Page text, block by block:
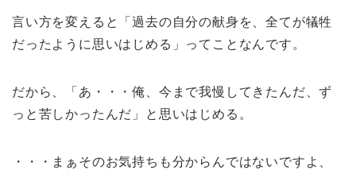
言い方を変えると「過去の自分の献身を、全てが犠牲
だったように思いはじめる」ってことなんです。
だから、「あ・・・俺、今まで我慢してきたんだ、ず
っと苦しかったんだ」と思いはじめる。
・・・まぁそのお気持ちも分からんではないですよ、